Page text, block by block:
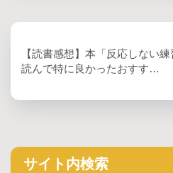
【読書感想】本「反応しない
読んで特に良かったおすす…
サイト内検索